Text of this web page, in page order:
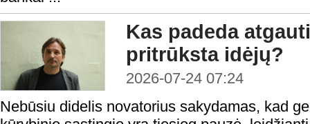
Kas padeda
pritrūksta idėjų?
2026-07-24 07:24
Nebūsiu didelis novatorius sakydamas, kad